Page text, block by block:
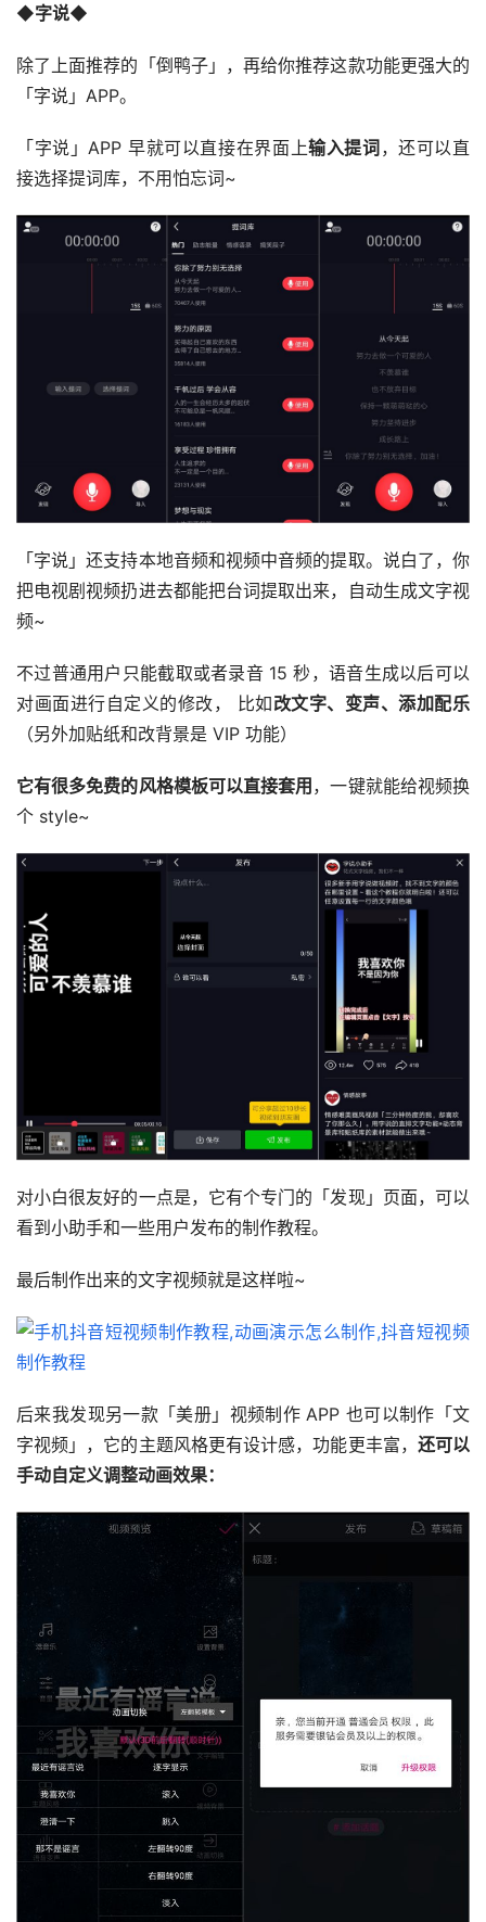
◆字说◆
除了上面推荐的「倒鸭子」，再给你推荐这款功能更强大的
「字说」APP。
「字说」APP 早就可以直接在界面上输入提词，还可以直
接选择提词库，不用怕忘词~
「字说」还支持本地音频和视频中音频的提取。说白了，你
把电视剧视频扔进去都能把台词提取出来，自动生成文字视
频~
不过普通用户只能截取或者录音 15 秒，语音生成以后可以
对画面进行自定义的修改， 比如改文字、变声、添加配乐
（另外加贴纸和改背景是 VIP 功能）
它有很多免费的风格模板可以直接套用 ，一键就能给视频换
个 style~
对小白很友好的一点是，它有个专门的「发现」页面，可以
看到小助手和一些用户发布的制作教程。
最后制作出来的文字视频就是这样啦~
后来我发现另一款「美册」视频制作 APP 也可以制作「文
字视频」，它的主题风格更有设计感，功能更丰富， 还可以
手动自定义调整动画效果：